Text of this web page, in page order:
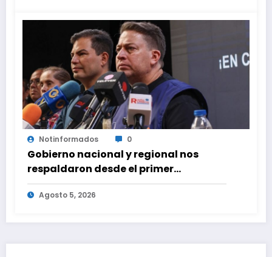
Notinformados 0
Gobierno nacional y regional nos
respaldaron desde el primer
momento tras terremotos del 24J
Agosto 5, 2026